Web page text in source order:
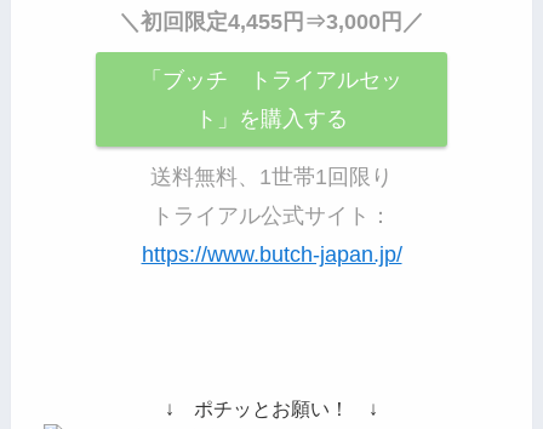
＼初回限定4,455円⇒3,000円／
「ブッチ トライアルセッ
ト」を購入する
送料無料、1世帯1回限り
トライアル公式サイト：
https://www.butch-japan.jp/
↓ ポチッとお願い！ ↓